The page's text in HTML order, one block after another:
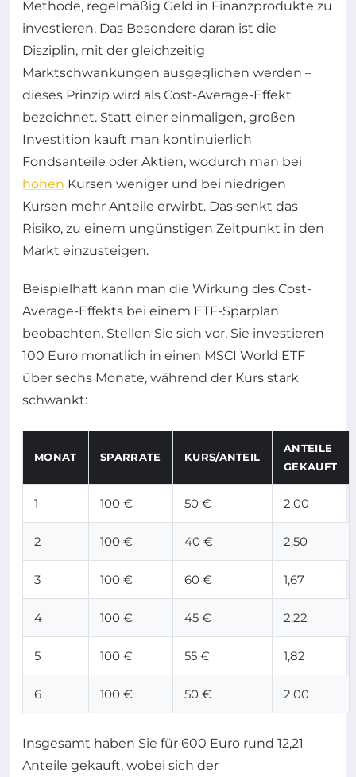
Methode, regelmäßig Geld in Finanzprodukte zu
investieren. Das Besondere daran ist die
Disziplin, mit der gleichzeitig
Marktschwankungen ausgeglichen werden –
dieses Prinzip wird als Cost-Average-Effekt
bezeichnet. Statt einer einmaligen, großen
Investition kauft man kontinuierlich
Fondsanteile oder Aktien, wodurch man bei
hohen Kursen weniger und bei niedrigen
Kursen mehr Anteile erwirbt. Das senkt das
Risiko, zu einem ungünstigen Zeitpunkt in den
Markt einzusteigen.
Beispielhaft kann man die Wirkung des Cost-
Average-Effekts bei einem ETF-Sparplan
beobachten. Stellen Sie sich vor, Sie investieren
100 Euro monatlich in einen MSCI World ETF
über sechs Monate, während der Kurs stark
schwankt:
MONAT SPARRATE KURS/ANTEIL
ANTEILE
GEKAUFT
1 100 € 50 € 2,00
2 100 € 40 € 2,50
3 100 € 60 € 1,67
4 100 € 45 € 2,22
5 100 € 55 € 1,82
6 100 € 50 € 2,00
Insgesamt haben Sie für 600 Euro rund 12,21
Anteile gekauft, wobei sich der